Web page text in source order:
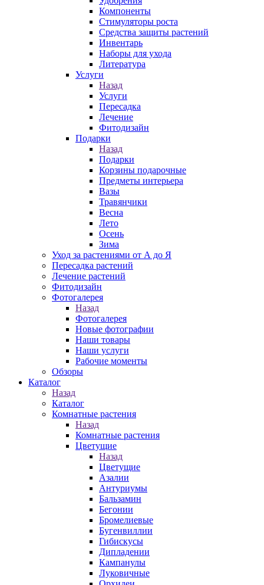
Компоненты
Стимуляторы роста
Средства защиты растений
Инвентарь
Наборы для ухода
Литература
Услуги
Назад
Услуги
Пересадка
Лечение
Фитодизайн
Подарки
Назад
Подарки
Корзины подарочные
Предметы интерьера
Вазы
Травянчики
Весна
Лето
Осень
Зима
Уход за растениями от А до Я
Пересадка растений
Лечение растений
Фитодизайн
Фотогалерея
Назад
Фотогалерея
Новые фотографии
Наши товары
Наши услуги
Рабочие моменты
Обзоры
Каталог
Назад
Каталог
Комнатные растения
Назад
Комнатные растения
Цветущие
Назад
Цветущие
Азалии
Антуриумы
Бальзамин
Бегонии
Бромелиевые
Бугенвиллии
Гибискусы
Дипладении
Кампанулы
Луковичные